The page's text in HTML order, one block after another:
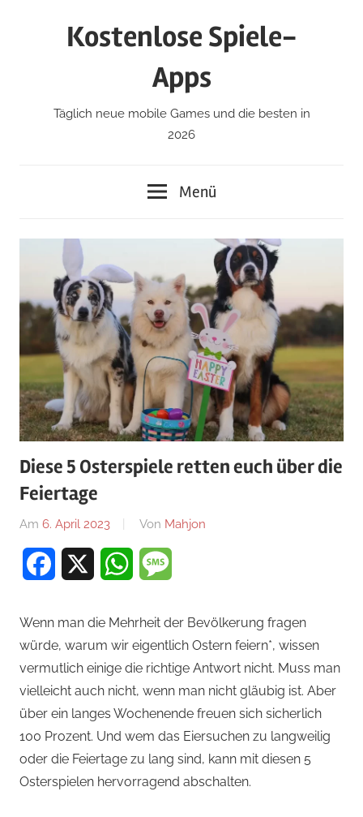
Kostenlose Spiele-
Apps
Täglich neue mobile Games und die besten in
2026
Menü
Diese 5 Osterspiele retten euch über die
Feiertage
Am 6. April 2023 Von Mahjon
Arcade-
Spiele,
News
Facebook WhatsApp
Wenn man die Mehrheit der Bevölkerung fragen
würde, warum wir eigentlich Ostern feiern*, wissen
vermutlich einige die richtige Antwort nicht. Muss man
vielleicht auch nicht, wenn man nicht gläubig ist. Aber
über ein langes Wochenende freuen sich sicherlich
100 Prozent. Und wem das Eiersuchen zu langweilig
oder die Feiertage zu lang sind, kann mit diesen 5
Osterspielen hervorragend abschalten.